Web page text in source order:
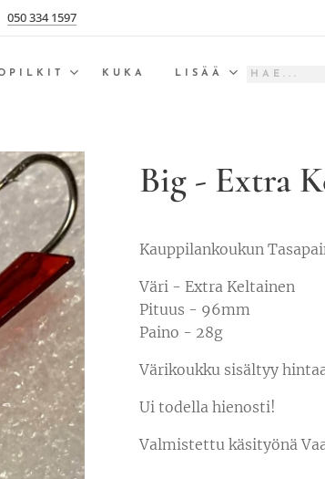
050 334 1597
KUKA LISÄÄ
Big - Extra
Kauppilankoukun
Väri - Extra Keltainen
Pituus - 96mm
Paino - 28g
Värikoukku sisältyy
Ui todella hienosti!
Valmistettu käsityönä